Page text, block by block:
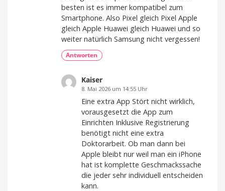
besten ist es immer kompatibel zum
Smartphone. Also Pixel gleich Pixel Apple
gleich Apple Huawei gleich Huawei und so
weiter natürlich Samsung nicht vergessen!
Antworten
Kaiser
8. Mai 2026 um 14:55 Uhr
Eine extra App Stört nicht wirklich,
vorausgesetzt die App zum
Einrichten Inklusive Registrierung
benötigt nicht eine extra
Doktorarbeit. Ob man dann bei
Apple bleibt nur weil man ein iPhone
hat ist komplette Geschmackssache
die jeder sehr individuell entscheiden
kann.